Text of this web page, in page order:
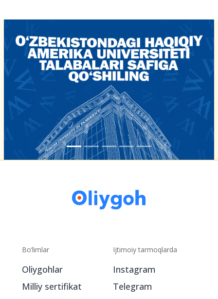
Bo‘limlar
Oliygohlar
Milliy sertifikat
Ijtimoiy tarmoqlarda
Instagram
Telegram